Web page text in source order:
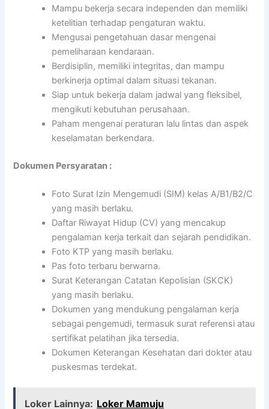
Mampu bekerja secara independen dan memiliki
ketelitian terhadap pengaturan waktu.
Mengusai pengetahuan dasar mengenai
pemeliharaan kendaraan.
Berdisiplin, memiliki integritas, dan mampu
berkinerja optimal dalam situasi tekanan.
Siap untuk bekerja dalam jadwal yang fleksibel,
mengikuti kebutuhan perusahaan.
Paham mengenai peraturan lalu lintas dan aspek
keselamatan berkendara.
Dokumen Persyaratan :
Foto Surat Izin Mengemudi (SIM) kelas A/B1/B2/C
yang masih berlaku.
Daftar Riwayat Hidup (CV) yang mencakup
pengalaman kerja terkait dan sejarah pendidikan.
Foto KTP yang masih berlaku.
Pas foto terbaru berwarna.
Surat Keterangan Catatan Kepolisian (SKCK)
yang masih berlaku.
Dokumen yang mendukung pengalaman kerja
sebagai pengemudi, termasuk surat referensi atau
sertifikat pelatihan jika tersedia.
Dokumen Keterangan Kesehatan dari dokter atau
puskesmas terdekat.
Loker Lainnya: Loker Mamuju